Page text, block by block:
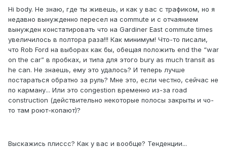
Hi body. Не знаю, где ты живешь, и как у вас с трафиком, но я
недавно вынужденно пересел на commute и с отчаянием
вынужден констатировать что на Gardiner East commute times
увеличилось в полтора раза!!! Как минимум! Что-то писали,
что Rob Ford на выборах как бы, обещая положить end the “war
on the car” в пробках, и типа для этого bury as much transit as
he can. Не знаешь, ему это удалось? И теперь лучше
постараться обратно за руль? Мне это, если честно, сейчас не
по карману... Или это congestion временно из-за road
construction (действительно некоторые полосы закрыты и чо-
то там роют-копают)?
Выскажись плиссс? Как у вас и вообще? Тенденции...